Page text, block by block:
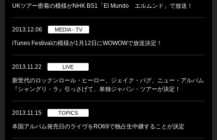
UKツアー密着の模様がNHK BS1「El Mundo エルムンド」で放送！
2013.12.06 MEDIA - TV
iTunes Festivalの模様が1月12日にWOWOWで放送決定！
2013.11.22 LIVE
新世代のロックンロール・ヒーロー、ジェイク・バグ、ニュー・アルバム
『シャングリ・ラ』引っさげて、単独ジャパン・ツアーが決定！
2013.11.15 TOPICS
本国アルバム発売日のライヴをRO69で独占生中継することが決定